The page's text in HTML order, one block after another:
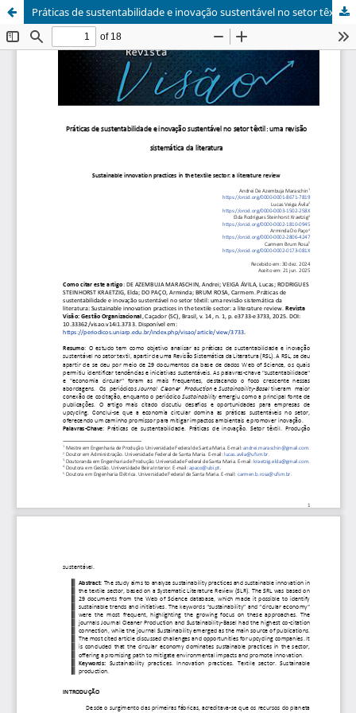
Práticas de sustentabilidade e inovação sustentável no setor têxtil: uma revisão sistemática da literatura